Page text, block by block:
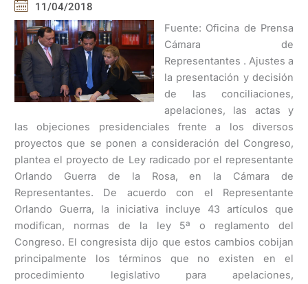
11/04/2018
Fuente: Oficina de Prensa
Cámara de
Representantes . Ajustes a
la presentación y decisión
de las conciliaciones,
apelaciones, las actas y
las objeciones presidenciales frente a los diversos
proyectos que se ponen a consideración del Congreso,
plantea el proyecto de Ley radicado por el representante
Orlando Guerra de la Rosa, en la Cámara de
Representantes. De acuerdo con el Representante
Orlando Guerra, la iniciativa incluye 43 artículos que
modifican, normas de la ley 5ª o reglamento del
Congreso. El congresista dijo que estos cambios cobijan
principalmente los términos que no existen en el
procedimiento legislativo para apelaciones,